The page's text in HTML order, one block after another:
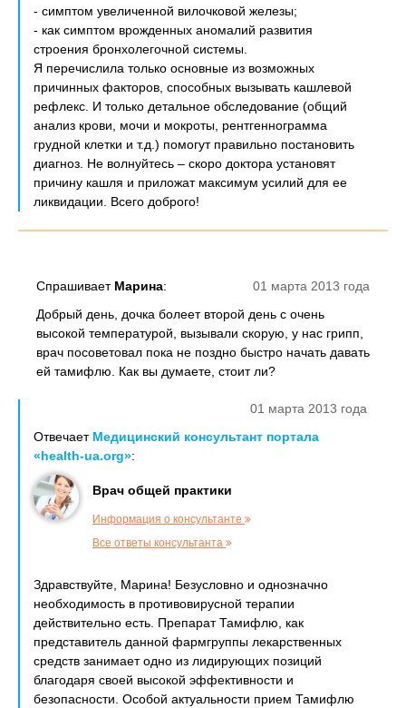
- симптом увеличенной вилочковой железы;
- как симптом врожденных аномалий развития
строения бронхолегочной системы.
Я перечислила только основные из возможных
причинных факторов, способных вызывать кашлевой
рефлекс. И только детальное обследование (общий
анализ крови, мочи и мокроты, рентгеннограмма
грудной клетки и т.д.) помогут правильно постановить
диагноз. Не волнуйтесь – скоро доктора установят
причину кашля и приложат максимум усилий для ее
ликвидации. Всего доброго!
01 марта 2013 года
Спрашивает Марина:
Добрый день, дочка болеет второй день с очень
высокой температурой, вызывали скорую, у нас грипп,
врач посоветовал пока не поздно быстро начать давать
ей тамифлю. Как вы думаете, стоит ли?
01 марта 2013 года
Отвечает Медицинский консультант портала
«health-ua.org»:
Врач общей практики
Информация о консультанте
Все ответы консультанта
Здравствуйте, Марина! Безусловно и однозначно
необходимость в противовирусной терапии
действительно есть. Препарат Тамифлю, как
представитель данной фармгруппы лекарственных
средств занимает одно из лидирующих позиций
благодаря своей высокой эффективности и
безопасности. Особой актуальности прием Тамифлю